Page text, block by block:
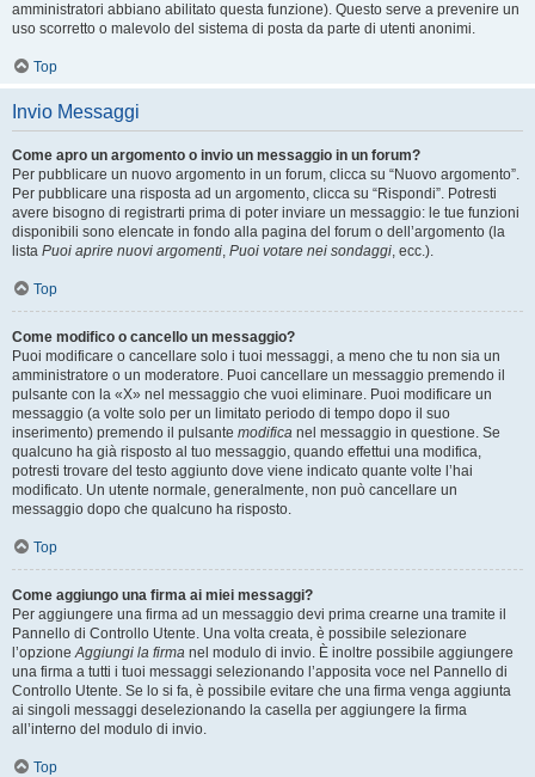
amministratori abbiano abilitato questa funzione). Questo serve a prevenire un
uso scorretto o malevolo del sistema di posta da parte di utenti anonimi.
Top
Invio Messaggi
Come apro un argomento o invio un messaggio in un forum?
Per pubblicare un nuovo argomento in un forum, clicca su “Nuovo argomento”.
Per pubblicare una risposta ad un argomento, clicca su “Rispondi”. Potresti
avere bisogno di registrarti prima di poter inviare un messaggio: le tue funzioni
disponibili sono elencate in fondo alla pagina del forum o dell’argomento (la
lista Puoi aprire nuovi argomenti, Puoi votare nei sondaggi, ecc.).
Top
Come modifico o cancello un messaggio?
Puoi modificare o cancellare solo i tuoi messaggi, a meno che tu non sia un
amministratore o un moderatore. Puoi cancellare un messaggio premendo il
pulsante con la «X» nel messaggio che vuoi eliminare. Puoi modificare un
messaggio (a volte solo per un limitato periodo di tempo dopo il suo
inserimento) premendo il pulsante modifica nel messaggio in questione. Se
qualcuno ha già risposto al tuo messaggio, quando effettui una modifica,
potresti trovare del testo aggiunto dove viene indicato quante volte l’hai
modificato. Un utente normale, generalmente, non può cancellare un
messaggio dopo che qualcuno ha risposto.
Top
Come aggiungo una firma ai miei messaggi?
Per aggiungere una firma ad un messaggio devi prima crearne una tramite il
Pannello di Controllo Utente. Una volta creata, è possibile selezionare
l’opzioneAggiungi la firma nel modulo di invio. È inoltre possibile aggiungere
una firma a tutti i tuoi messaggi selezionando l’apposita voce nel Pannello di
Controllo Utente. Se lo si fa, è possibile evitare che una firma venga aggiunta
ai singoli messaggi deselezionando la casella per aggiungere la firma
all’interno del modulo di invio.
Top